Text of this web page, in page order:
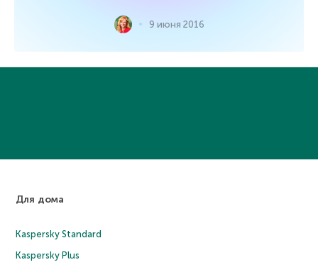
9 июня 2016
Для дома
Kaspersky Standard
Kaspersky Plus